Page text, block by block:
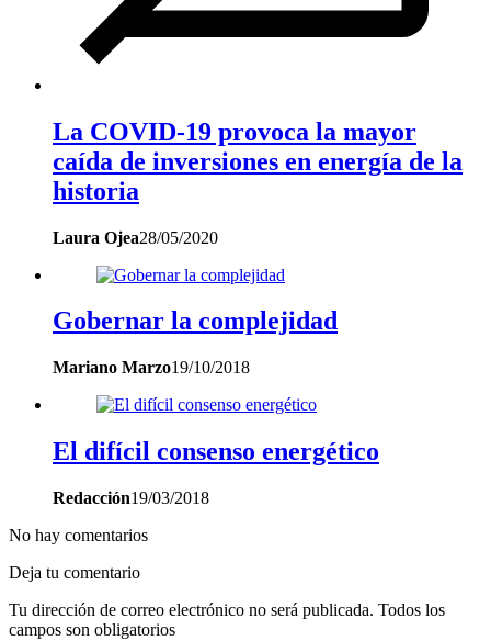
La COVID-19 provoca la mayor
caída de inversiones en energía de la
historia
Laura Ojea28/05/2020
Gobernar la complejidad
Mariano Marzo19/10/2018
El difícil consenso energético
Redacción19/03/2018
No hay comentarios
Deja tu comentario
Tu dirección de correo electrónico no será publicada. Todos los
campos son obligatorios